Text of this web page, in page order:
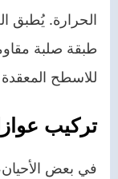
الحرارة. يُطبق
طبقة صلبة
للاسطح المعقدة
تركيب
في بعض